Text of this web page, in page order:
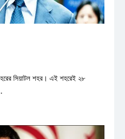
সিয়াটল শহর। এই শহরেই ২৮